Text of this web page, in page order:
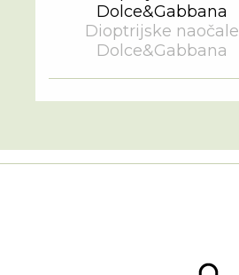
Dioptrijske naočale
Dolce&Gabbana